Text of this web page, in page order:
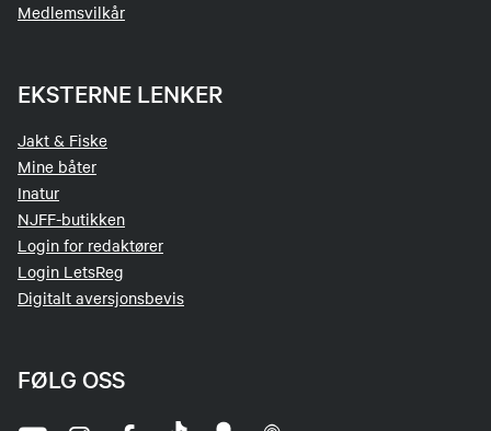
Medlemsvilkår
EKSTERNE LENKER
Jakt & Fiske
Mine båter
Inatur
NJFF-butikken
Login for redaktører
Login LetsReg
Digitalt aversjonsbevis
FØLG OSS